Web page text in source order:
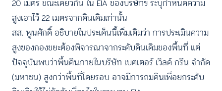
20 เมตร ขณะเดียวกัน ใน EIA ของบริษัทฯ ระบุกำหนดความ
สูงเอาไว้ 22 เมตรจากดินเดิมเท่านั้น
สส. พูนศักดิ์ อธิบายในประเด็นนี้เพิ่มเติมว่า การประเมินความ
สูงของกองขยะต้องพิจารณาจากระดับดินเดิมของพื้นที่ แต่
ปัจจุบันพบว่าพื้นดินภายในบริษัท เบตเตอร์ เวิลด์ กรีน จำกัด
(มหาชน) สูงกว่าพื้นที่โดยรอบ อาจมีการถมดินเพื่อยกระดับ